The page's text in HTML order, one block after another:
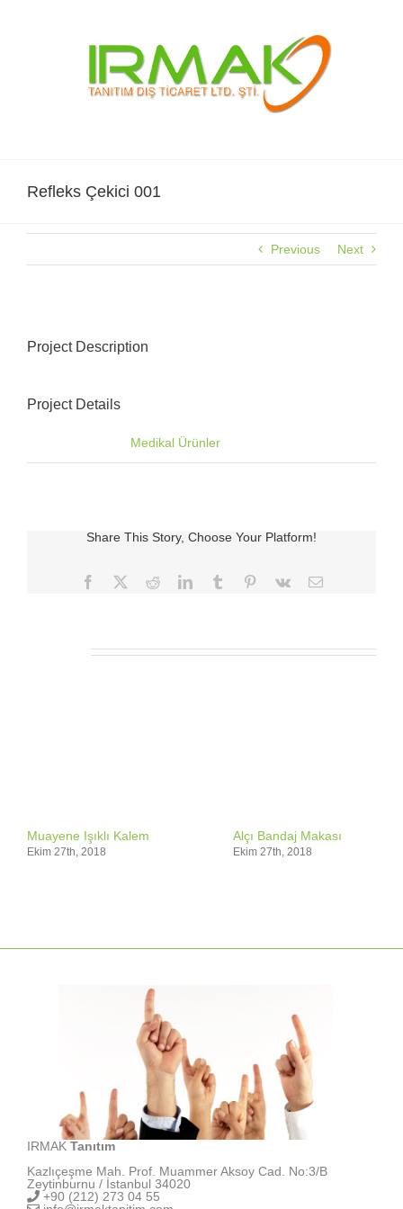
Refleks Çekici 001
Previous Next
Project Description
Project Details
Medikal Ürünler
Share This Story, Choose Your Platform!
Facebook RedditLinkedInTumblr Pinterest
Vk
E-
Muayene Işıklı Kalem
Ekim 27th, 2018
Alçı Bandaj Makası
Ekim 27th, 2018
IRMAK Tanıtım
Kazlıçeşme Mah. Prof. Muammer Aksoy Cad. No:3/B
Zeytinburnu / İstanbul 34020
+90 (212) 273 04 55